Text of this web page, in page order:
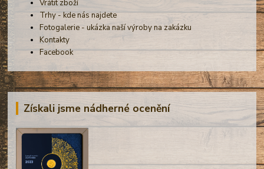
Vrátit zboží
Trhy - kde nás najdete
Fotogalerie - ukázka naší výroby na zakázku
Kontakty
Facebook
Získali jsme nádherné ocenění